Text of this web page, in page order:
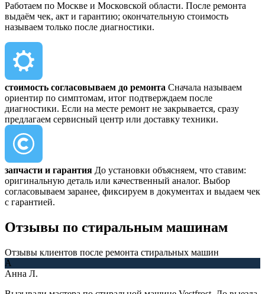
Работаем по Москве и Московской области. После ремонта
выдаём чек, акт и гарантию; окончательную стоимость
называем только после диагностики.
стоимость согласовываем до ремонта Сначала называем
ориентир по симптомам, итог подтверждаем после
диагностики. Если на месте ремонт не закрывается, сразу
предлагаем сервисный центр или доставку техники.
запчасти и гарантия До установки объясняем, что ставим:
оригинальную деталь или качественный аналог. Выбор
согласовываем заранее, фиксируем в документах и выдаем чек
с гарантией.
Отзывы по стиральным машинам
Отзывы клиентов после ремонта стиральных машин
А
Анна Л.